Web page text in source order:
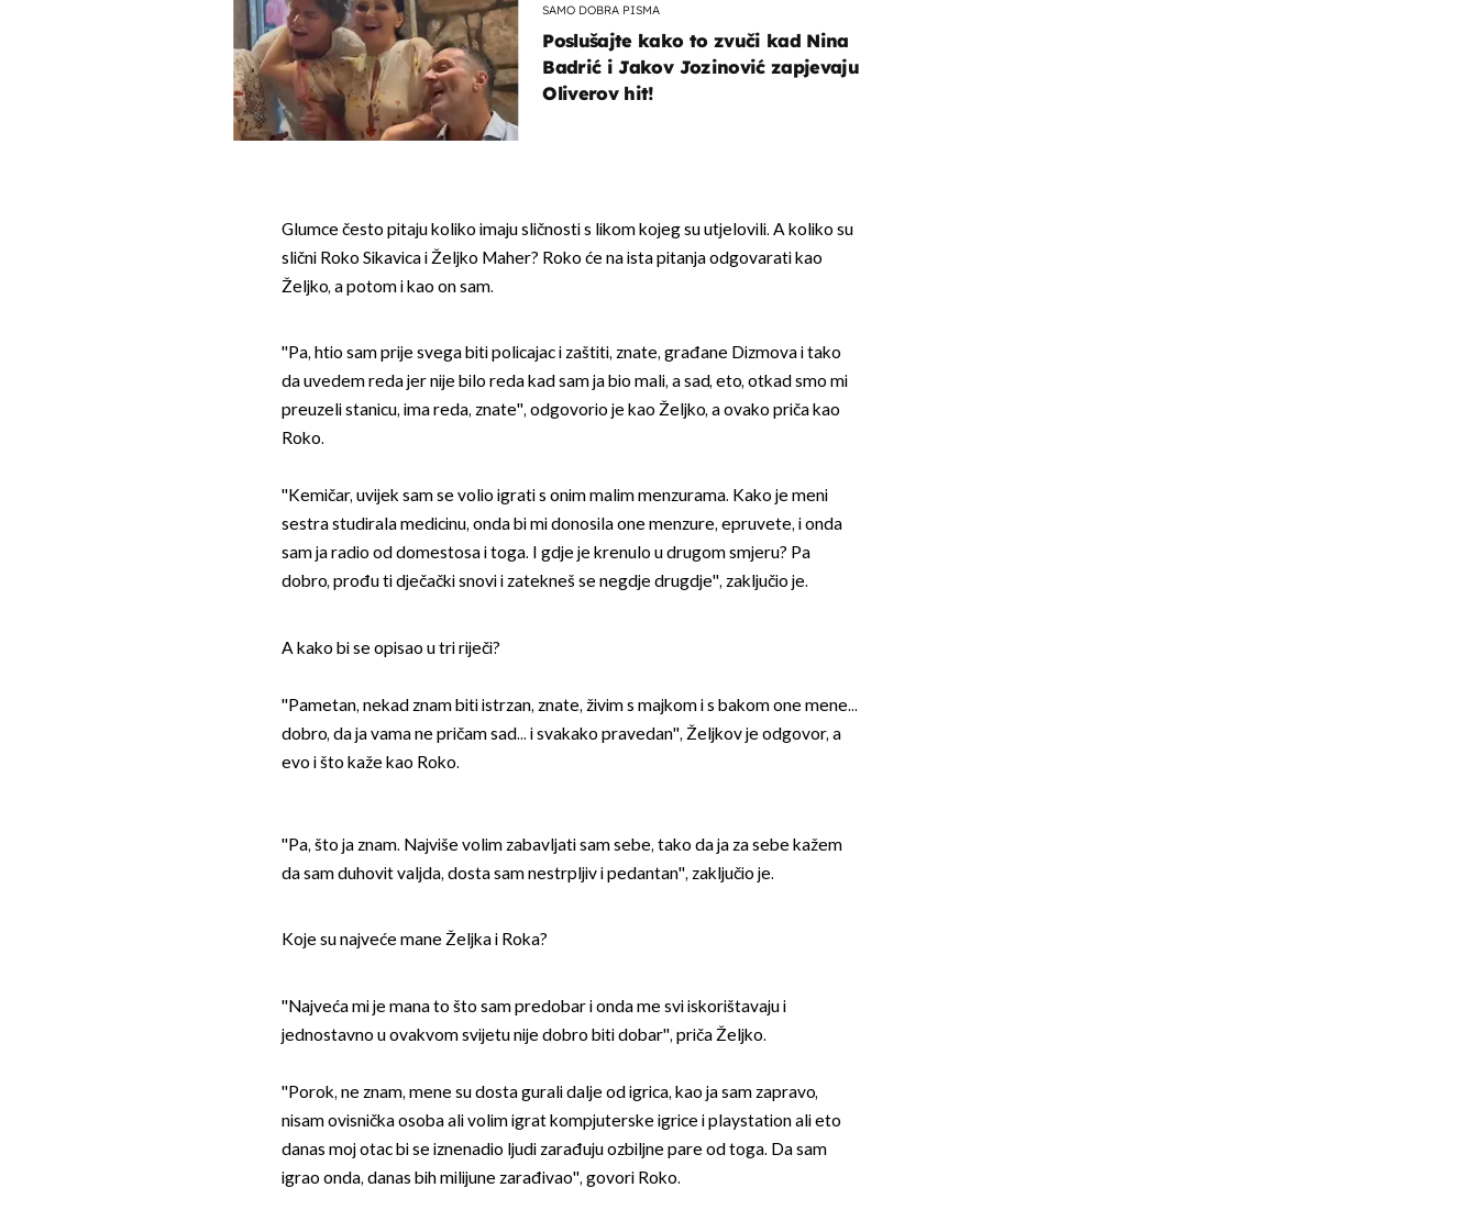
SAMO DOBRA PISMA
Poslušajte kako to zvuči kad Nina
Badrić i Jakov Jozinović zapjevaju
Oliverov hit!
Glumce često pitaju koliko imaju sličnosti s likom kojeg su utjelovili. A koliko su
slični Roko Sikavica i Željko Maher? Roko će na ista pitanja odgovarati kao
Željko, a potom i kao on sam.
''Pa, htio sam prije svega biti policajac i zaštiti, znate, građane Dizmova i tako
da uvedem reda jer nije bilo reda kad sam ja bio mali, a sad, eto, otkad smo mi
preuzeli stanicu, ima reda, znate'', odgovorio je kao Željko, a ovako priča kao
Roko.
''Kemičar, uvijek sam se volio igrati s onim malim menzurama. Kako je meni
sestra studirala medicinu, onda bi mi donosila one menzure, epruvete, i onda
sam ja radio od domestosa i toga. I gdje je krenulo u drugom smjeru? Pa
dobro, prođu ti dječački snovi i zatekneš se negdje drugdje'', zaključio je.
A kako bi se opisao u tri riječi?
''Pametan, nekad znam biti istrzan, znate, živim s majkom i s bakom one mene...
dobro, da ja vama ne pričam sad... i svakako pravedan'', Željkov je odgovor, a
evo i što kaže kao Roko.
''Pa, što ja znam. Najviše volim zabavljati sam sebe, tako da ja za sebe kažem
da sam duhovit valjda, dosta sam nestrpljiv i pedantan'', zaključio je.
Koje su najveće mane Željka i Roka?
''Najveća mi je mana to što sam predobar i onda me svi iskorištavaju i
jednostavno u ovakvom svijetu nije dobro biti dobar'', priča Željko.
''Porok, ne znam, mene su dosta gurali dalje od igrica, kao ja sam zapravo,
nisam ovisnička osoba ali volim igrat kompjuterske igrice i playstation ali eto
danas moj otac bi se iznenadio ljudi zarađuju ozbiljne pare od toga. Da sam
igrao onda, danas bih milijune zarađivao'', govori Roko.